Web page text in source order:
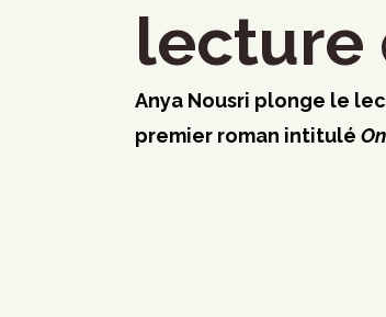
lecture
Anya Nousri plonge le
premier roman intitulé